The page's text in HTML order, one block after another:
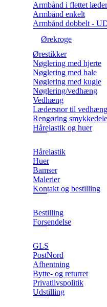
Armbånd i flettet
Armbånd enkelt
Armbånd dobbelt -
Ørekroge
Ørestikker
Nøglering med hjerte
Nøglering med hale
Nøglering med kugle
Nøglering/vedhæng
Vedhæng
Lædersnor til vedhæng
Rengøring smykkedele
Hårelastik og huer
Hårelastik
Huer
Bamser
Malerier
Kontakt og bestilling
Bestilling
Forsendelse
GLS
PostNord
Afhentning
Bytte- og returret
Privatlivspolitik
Udstilling